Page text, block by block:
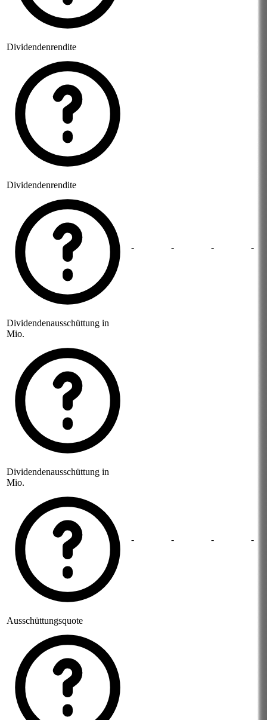
Dividendenrendite
Dividendenrendite
- - - -
Dividendenausschüttung in
Mio.
Dividendenausschüttung in
Mio.
- - - -
Ausschüttungsquote